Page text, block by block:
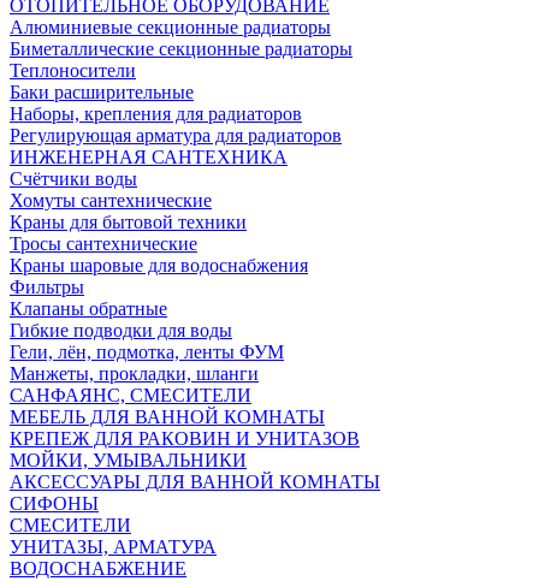
ОТОПИТЕЛЬНОЕ ОБОРУДОВАНИЕ
Алюминиевые секционные радиаторы
Биметаллические секционные радиаторы
Теплоносители
Баки расширительные
Наборы, крепления для радиаторов
Регулирующая арматура для радиаторов
ИНЖЕНЕРНАЯ САНТЕХНИКА
Счётчики воды
Хомуты сантехнические
Краны для бытовой техники
Тросы сантехнические
Краны шаровые для водоснабжения
Фильтры
Клапаны обратные
Гибкие подводки для воды
Гели, лён, подмотка, ленты ФУМ
Манжеты, прокладки, шланги
САНФАЯНС, СМЕСИТЕЛИ
МЕБЕЛЬ ДЛЯ ВАННОЙ КОМНАТЫ
КРЕПЕЖ ДЛЯ РАКОВИН И УНИТАЗОВ
МОЙКИ, УМЫВАЛЬНИКИ
АКСЕССУАРЫ ДЛЯ ВАННОЙ КОМНАТЫ
СИФОНЫ
СМЕСИТЕЛИ
УНИТАЗЫ, АРМАТУРА
ВОДОСНАБЖЕНИЕ